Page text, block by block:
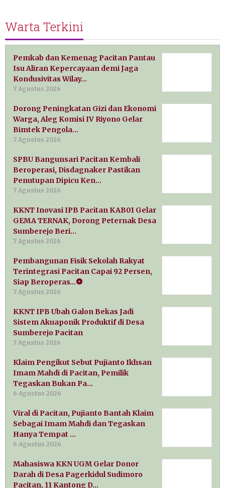
Warta Terkini
Pemkab dan Kemenag Pacitan Pantau
Isu Aliran Kepercayaan demi Jaga
Kondusivitas Wilay…
7 Agustus 2026
Dorong Peningkatan Gizi dan Ekonomi
Warga, Aleg Komisi IV Riyono Gelar
Bimtek Pengola…
7 Agustus 2026
SPBU Bangunsari Pacitan Kembali
Beroperasi, Disdagnaker Pastikan
Penutupan Dipicu Ken…
7 Agustus 2026
KKNT Inovasi IPB Pacitan KAB01 Gelar
GEMA TERNAK, Dorong Peternak Desa
Sumberejo Beri…
7 Agustus 2026
Pembangunan Fisik Sekolah Rakyat
Terintegrasi Pacitan Capai 92 Persen,
Siap Beroperas…
7 Agustus 2026
KKNT IPB Ubah Galon Bekas Jadi
Sistem Akuaponik Produktif di Desa
Sumberejo Pacitan
7 Agustus 2026
Klaim Pengikut Sebut Pujianto Ikhsan
Imam Mahdi di Pacitan, Pemilik
Tegaskan Bukan Pa…
6 Agustus 2026
Viral di Pacitan, Pujianto Bantah Klaim
Sebagai Imam Mahdi dan Tegaskan
Hanya Tempat …
6 Agustus 2026
Mahasiswa KKN UGM Gelar Donor
Darah di Desa Pagerkidul Sudimoro
Pacitan, 11 Kantong D…